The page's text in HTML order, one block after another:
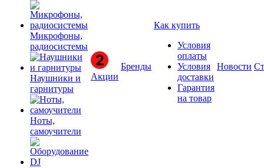
Микрофоны,
радиосистемы
Наушники и
гарнитуры
Ноты,
самоучители
Акции
Бренды
Как купить
Условия
оплаты
Условия
доставки
Гарантия
на товар
Новости